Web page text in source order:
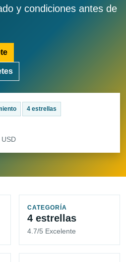
y condiciones antes de
4 estrellas
CATEGORÍA
4 estrellas
4.7/5 Excelente